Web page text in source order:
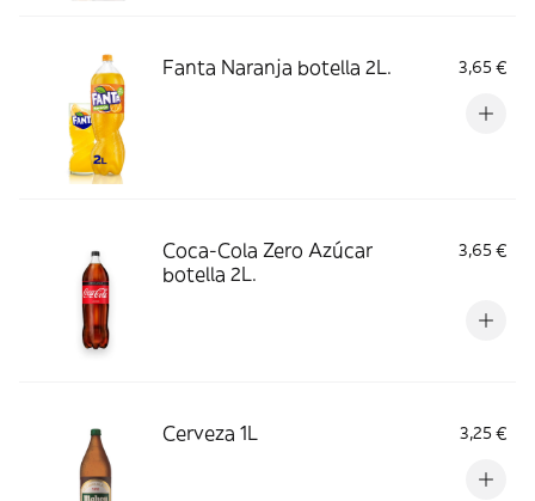
Fanta Naranja botella 2L. 3,65 €
Coca-Cola Zero Azúcar
botella 2L.
3,65 €
Cerveza 1L 3,25 €